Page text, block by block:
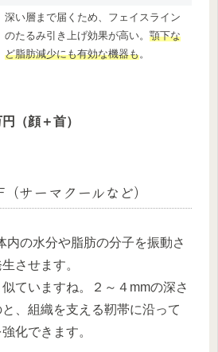
深い層まで届くため、フェイスライン
のたるみ引き上げ効果が高い。 顎下な
ど脂肪減少にも有効な機器も。
（顔＋首）
サーマクールなど）
内の水分や脂肪の分子を振動さ
させます。
ていますね。２～４mmの深さ
、組織を支える靭帯に沿って
化できます。